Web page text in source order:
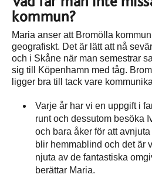
kommun?
Maria anser att Bromölla kommun
geografiskt. Det är lätt att nå
och i Skåne när man semestrar
sig till Köpenhamn med tåg.
ligger bra till tack vare
Varje år har vi en uppgift i
runt och dessutom besöka
och bara åker för att
blir hemmablind och det är
njuta av de fantastiska
berättar Maria.